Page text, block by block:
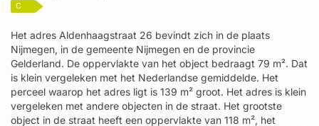
C
Het adres Aldenhaagstraat 26 bevindt zich in de plaats
Nijmegen, in de gemeente Nijmegen en de provincie
Gelderland. De oppervlakte van het object bedraagt 79 m². Dat
is klein vergeleken met het Nederlandse gemiddelde. Het
perceel waarop het adres ligt is 139 m² groot. Het adres is klein
vergeleken met andere objecten in de straat. Het grootste
object in de straat heeft een oppervlakte van 118 m², het